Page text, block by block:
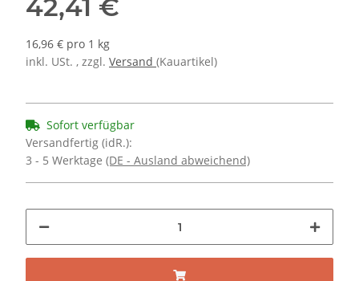
42,41 €
16,96 € pro 1 kg
inkl. USt. , zzgl. Versand (Kauartikel)
Sofort verfügbar
Versandfertig (idR.):
3 - 5 Werktage (DE - Ausland abweichend)